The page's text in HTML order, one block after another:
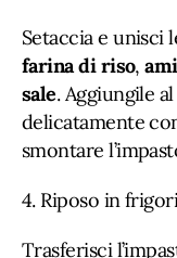
Setaccia e unisci
farina di riso,
sale. Aggiungile
delicatamente